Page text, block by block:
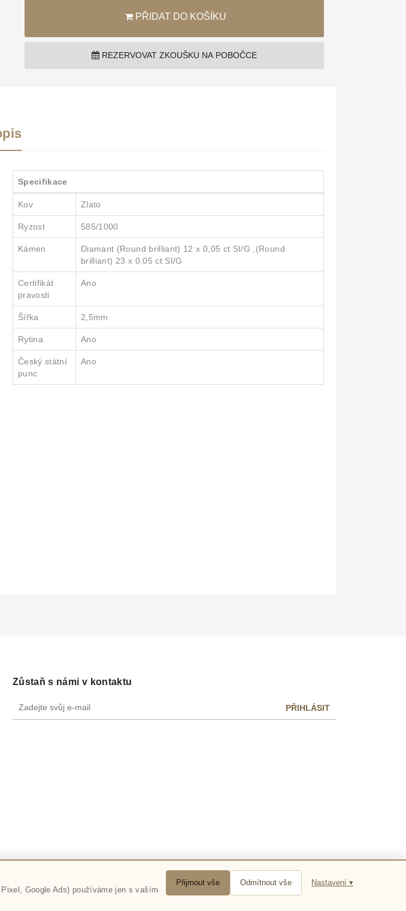
PŘIDAT DO KOŠÍKU
REZERVOVAT ZKOUŠKU NA POBOČCE
Specifikace
Kov Zlato
Ryzost 585/1000
Kámen
Diamant (Round brilliant) 12 x 0,05 ct SI/G ,(Round
brilliant) 23 x 0,05 ct SI/G
Certifikát
pravosti
Ano
Šířka 2,5mm
Rytina Ano
Český státní
punc
Ano
Zůstaň s námi v kontaktu
PŘIHLÁSIT
pro váš co nejlepší zážitek z nakupování.Více informací Rozumím
Google Ads) používáme jen s vaším
Přijmout vše Odmítnout vše Nastavení ▾